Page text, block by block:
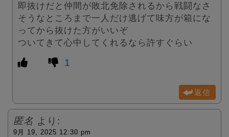
即抜けだと仲間が敗北免除されるから戦闘なさ
そうなところまで一人だけ逃げて味方が箱にな
ってから抜けた方がいいぞ
ついてきて心中してくれるなら許すぐらい
1
返信
匿名 より:
9月 19, 2025 12:30 pm